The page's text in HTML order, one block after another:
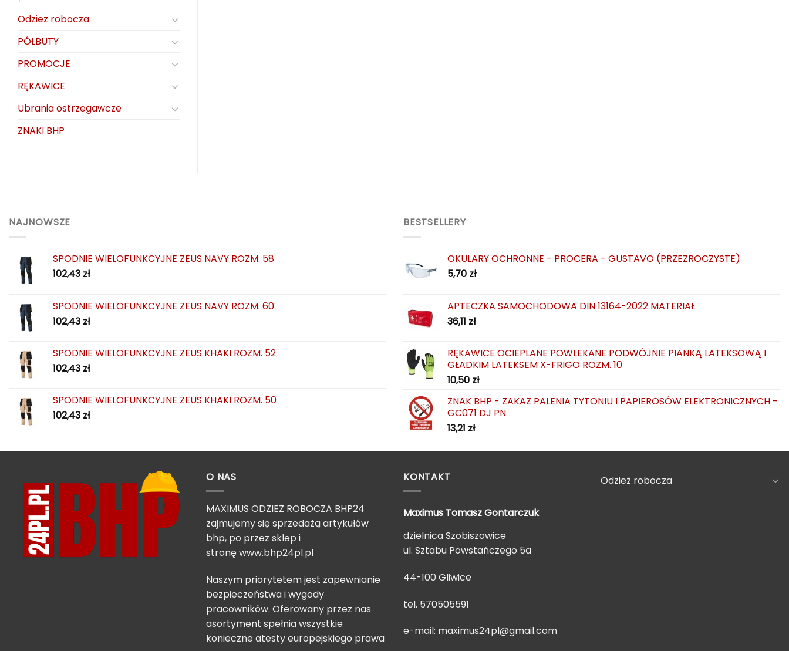
Odzież robocza
PÓŁBUTY
PROMOCJE
RĘKAWICE
Ubrania ostrzegawcze
ZNAKI BHP
NAJNOWSZE
SPODNIE WIELOFUNKCYJNE ZEUS NAVY ROZM. 58
102,43 zł
SPODNIE WIELOFUNKCYJNE ZEUS NAVY ROZM. 60
102,43 zł
SPODNIE WIELOFUNKCYJNE ZEUS KHAKI ROZM. 52
102,43 zł
SPODNIE WIELOFUNKCYJNE ZEUS KHAKI ROZM. 50
102,43 zł
BESTSELLERY
OKULARY OCHRONNE - PROCERA - GUSTAVO (PRZEZROCZYSTE)
5,70 zł
APTECZKA SAMOCHODOWA DIN 13164-2022 MATERIAŁ
36,11 zł
RĘKAWICE OCIEPLANE POWLEKANE PODWÓJNIE PIANKĄ LATEKSOWĄ I
GŁADKIM LATEKSEM X-FRIGO ROZM. 10
10,50 zł
ZNAK BHP - ZAKAZ PALENIA TYTONIU I PAPIEROSÓW ELEKTRONICZNYCH -
GC071 DJ PN
13,21 zł
O NAS
MAXIMUS ODZIEŻ ROBOCZA BHP24
zajmujemy się sprzedażą artykułów
bhp, po przez sklep i
stronę www.bhp24pl.pl
Naszym priorytetem jest zapewnianie
bezpieczeństwa i wygody
pracowników. Oferowany przez nas
asortyment spełnia wszystkie
konieczne atesty europejskiego prawa
KONTAKT
Maximus TomaszGontarczuk
dzielnica Szobiszowice
ul. Sztabu Powstańczego 5a
44-100 Gliwice
tel. 570505591
e-mail: maximus24pl@gmail.com
Odzież robocza